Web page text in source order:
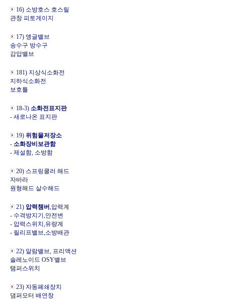
16) 소방호스 호스릴
관창 피토게이지
17) 앵글밸브
송수구 방수구
감압밸브
181) 지상식소화전
지하식소화전
보호틀
18-3) 소화전표지판
- 새로나온 표지판
19) 위험물저장소
- 소화장비보관함
- 제설함, 소방함
20) 스프링쿨러 해드
자바라
원형해드 살수해드
21) 압력챔버,압력계
- 수격방지기,안전변
- 압력스위치,유량계
- 릴리프밸브,소방배관
22) 알람밸브, 프리액션
솔레노이드 OSY밸브
탬퍼스위치
23) 자동폐쇄장치
댐퍼모터 배연창